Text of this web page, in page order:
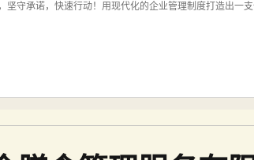
坚守承诺，快速行动！用现代化的企业管理制度打造出一